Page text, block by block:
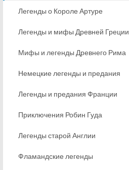
Легенды о Короле Артуре
Легенды и мифы Древней Греции
Мифы и легенды Древнего Рима
Немецкие легенды и предания
Легенды и предания Франции
Приключения Робин Гуда
Легенды старой Англии
Фламандские легенды